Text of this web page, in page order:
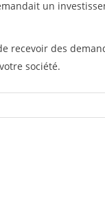
un
recevoir des
société.